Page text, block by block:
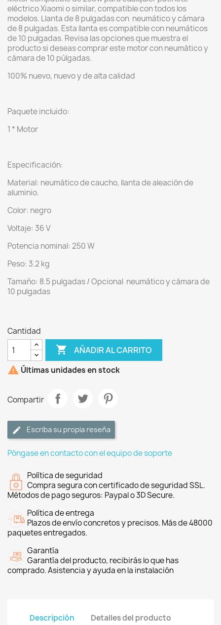
eléctrico Xiaomi o similar, compatible con todos los
modelos. Llanta de 8 pulgadas con neumático y cámara
de 8 pulgadas. Esta llanta es compatible con neumáticos
de 10 pulgadas. Revisa las opciones que muestra el
producto si deseas comprar este motor con neumático y
cámara de 10 púlgadas.
100% nuevo, nuevo y de alta calidad
Paquete incluido:
1 * Motor
Especificación:
Material: neumático de caucho, llanta de aleación de
aluminio.
Color: negro
Voltaje: 36 V
Potencia nominal: 250 W
Peso: 3.2 kg
Tamaño: 8.5 pulgadas / Opcional neumático y cámara de
10 pulgadas
Cantidad
 AÑADIR AL CARRITO
 Últimas unidades en stock
Compartir
Escriba su propia reseña
Póngase en contacto con el equipo de soporte
Política de seguridad
Compra segura con certificado de seguridad SSL.
Métodos de pago seguros: Paypal o 3D Secure.
Política de entrega
Plazos de envío concretos y precisos. Más de 48000
paquetes entregados.
Garantía
Garantía del producto, recibirás lo que has
comprado. Asistencia y ayuda en la instalación
Descripción Detalles del producto